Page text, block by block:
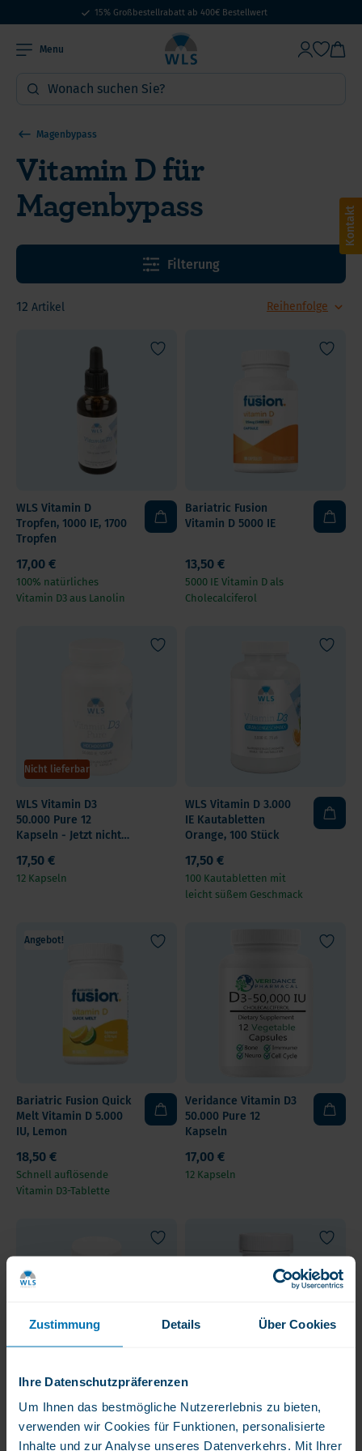
Zustimmung Details Über Cookies
Ihre Datenschutzpräferenzen
Um Ihnen das bestmögliche Nutzererlebnis zu bieten,
verwenden wir Cookies für Funktionen, personalisierte
Inhalte und zur Analyse unseres Datenverkehrs. Mit Ihrer
15% Großbestellrabatt ab 400€ Bestellwert
Menu
Magenbypass
Vitamin D für
Magenbypass
12 Artikel
WLS Vitamin D
Tropfen, 1000 IE, 1700
Tropfen
17,00 €
100% natürliches
Vitamin D3 aus Lanolin
Bariatric Fusion
Vitamin D 5000 IE
13,50 €
5000 IE Vitamin D als
Cholecalciferol
WLS Vitamin D3
50.000 Pure 12
Kapseln - Jetzt nicht
Nicht lieferbar
17,50 €
12 Kapseln
WLS Vitamin D 3.000
IE Kautabletten
Orange, 100 Stück
17,50 €
100 Kautabletten mit
leicht süßem Geschmack
Angebot!
Bariatric Fusion Quick
Melt Vitamin D 5.000
IU, Lemon
18,50 €
Schnell auflösende
Vitamin D3-Tablette
Veridance Vitamin D3
50.000 Pure 12
Kapseln
17,00 €
12 Kapseln
20.000 Pure
50.000 Pure, für
Stosstherapie
Filterung
Kontakt